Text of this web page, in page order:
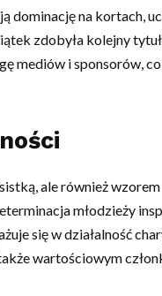
dominację na kortach,
zdobyła kolejny
mediów i sponsorów,
ale również
młodzieży
się w działalność
wartościowym